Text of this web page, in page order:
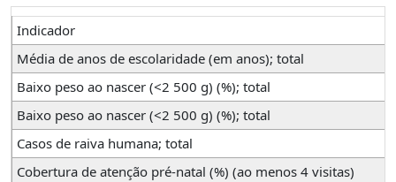
Indicador
Média de anos de escolaridade (em anos); total
Baixo peso ao nascer (<2 500 g) (%); total
Baixo peso ao nascer (<2 500 g) (%); total
Casos de raiva humana; total
Cobertura de atenção pré-natal (%) (ao menos 4 visitas)